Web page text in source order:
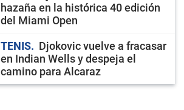
hazaña en la histórica 40 edición
del Miami Open
TENIS
Djokovic vuelve a fracasar
en Indian Wells y despeja el
camino para Alcaraz